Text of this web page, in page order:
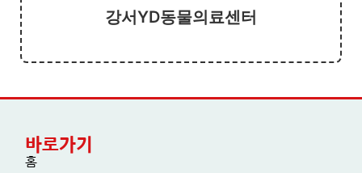
강서YD동물의료센터
바로가기
홈